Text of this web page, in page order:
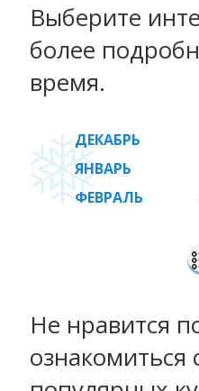
Выберите
более
время.
ДЕКАБРЬ
ЯНВАРЬ
ФЕВРАЛЬ
Не нравится